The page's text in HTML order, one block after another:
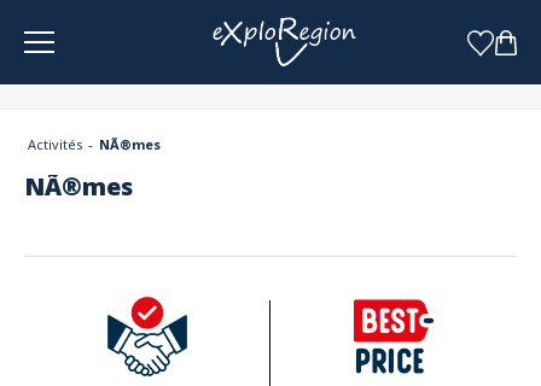
Panneau de gestion des cookies
Activités NÃ®mes
NÃ®mes